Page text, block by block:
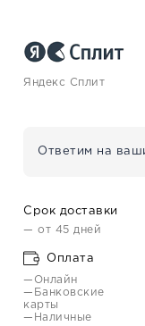
Яндекс Сплит
Ответим на
Срок доставки
— от 45 дней
Оплата
—Онлайн
—Банковские
карты
—Наличные